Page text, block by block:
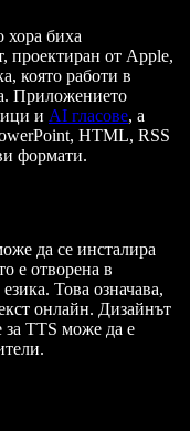
биха
проектиран от Apple,
която работи в
Приложението
и AI гласове, а
HTML, RSS
формати.
да се инсталира
е отворена в
Това означава,
онлайн. Дизайнът
за TTS може да е